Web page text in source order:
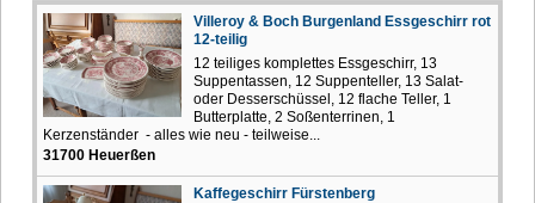
Villeroy & Boch Burgenland Essgeschirr rot
12-teilig
12 teiliges komplettes Essgeschirr, 13
Suppentassen, 12 Suppenteller, 13 Salat-
oder Desserschüssel, 12 flache Teller, 1
Butterplatte, 2 Soßenterrinen, 1
Kerzenständer - alles wie neu - teilweise...
31700 Heuerßen
Kaffegeschirr Fürstenberg